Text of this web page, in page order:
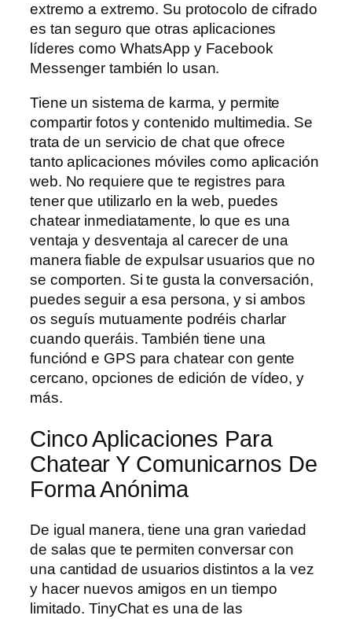
extremo a extremo. Su protocolo de cifrado
es tan seguro que otras aplicaciones
líderes como WhatsApp y Facebook
Messenger también lo usan.
Tiene un sistema de karma, y permite
compartir fotos y contenido multimedia. Se
trata de un servicio de chat que ofrece
tanto aplicaciones móviles como aplicación
web. No requiere que te registres para
tener que utilizarlo en la web, puedes
chatear inmediatamente, lo que es una
ventaja y desventaja al carecer de una
manera fiable de expulsar usuarios que no
se comporten. Si te gusta la conversación,
puedes seguir a esa persona, y si ambos
os seguís mutuamente podréis charlar
cuando queráis. También tiene una
funciónd e GPS para chatear con gente
cercano, opciones de edición de vídeo, y
más.
Cinco Aplicaciones Para
Chatear Y Comunicarnos De
Forma Anónima
De igual manera, tiene una gran variedad
de salas que te permiten conversar con
una cantidad de usuarios distintos a la vez
y hacer nuevos amigos en un tiempo
limitado. TinyChat es una de las